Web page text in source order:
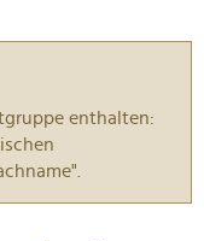
enthalten: